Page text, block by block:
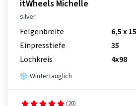
itWheels Michelle
silver
Felgenbreite
6,5 x 15
Einpresstiefe
35
Lochkreis
4x98
Wintertauglich
(20)